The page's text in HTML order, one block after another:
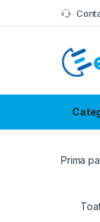
Skip to navigation
Skip to content
Prima